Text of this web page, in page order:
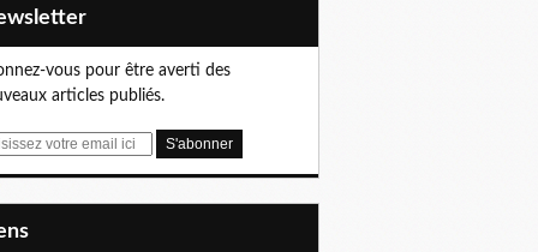
vous pour être averti des
articles publiés.